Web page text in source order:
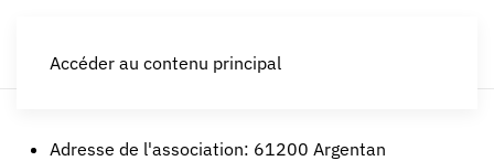
Accéder au contenu principal
Adresse de l'association: 61200 Argentan